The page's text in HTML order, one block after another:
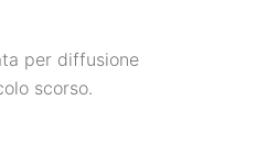
per diffusione
scorso.